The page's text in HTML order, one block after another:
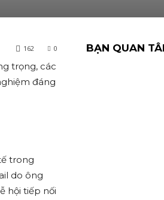
0
162
trọng, các
đáng
trong
do ông
hội tiếp nối
BẠN QUAN